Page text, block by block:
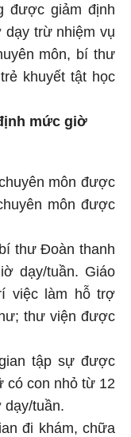
được giảm định
trừ nhiệm vụ
môn, bí thư
khuyết tật học
mức giờ
môn được
môn được
thư Đoàn thanh
dạy/tuần. Giáo
việc làm hỗ trợ
thư viện được
tập sự được
có con nhỏ từ 12
tuần.
đi khám, chữa